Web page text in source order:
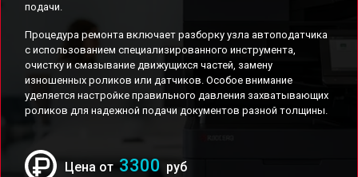
подачи.
Процедура ремонта включает разборку узла автоподатчика
с использованием специализированного инструмента,
очистку и смазывание движущихся частей, замену
изношенных роликов или датчиков. Особое внимание
уделяется настройке правильного давления захватывающих
роликов для надежной подачи документов разной толщины.
Цена от 3300 руб